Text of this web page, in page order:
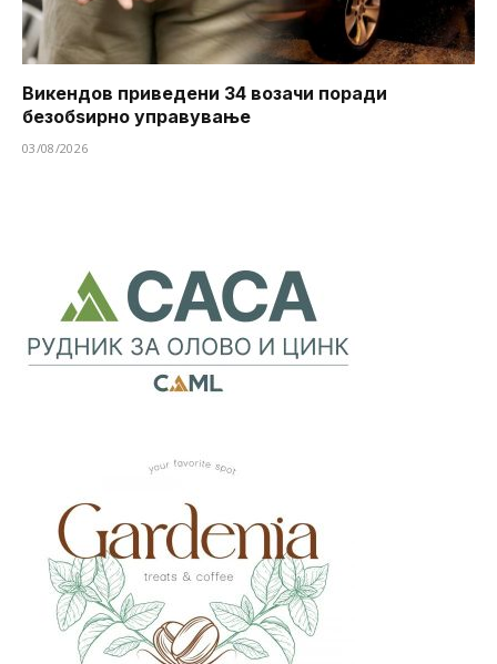
Викендов приведени 34 возачи поради
безобѕирно управување
03/08/2026